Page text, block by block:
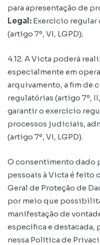
para apresentação de
Legal: Exercício
(artigo 7º, VI, LGPD);
4.12. A Victa poderá
especialmente em
arquivamento, a fim de
regulatórias (artigo 7º,
garantir o exercício
processos judiciais,
(artigo 7º, VI, LGPD).
O consentimento dado
pessoais à Victa é feito
Geral de Proteção de
por meio que
manifestação de
específica e destacada,
nessa Política de